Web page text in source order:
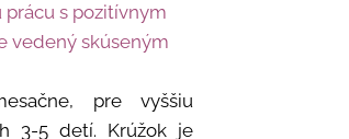
s pozitívnym
vedený skúseným
pre vyššiu
3-5 detí. Krúžok je